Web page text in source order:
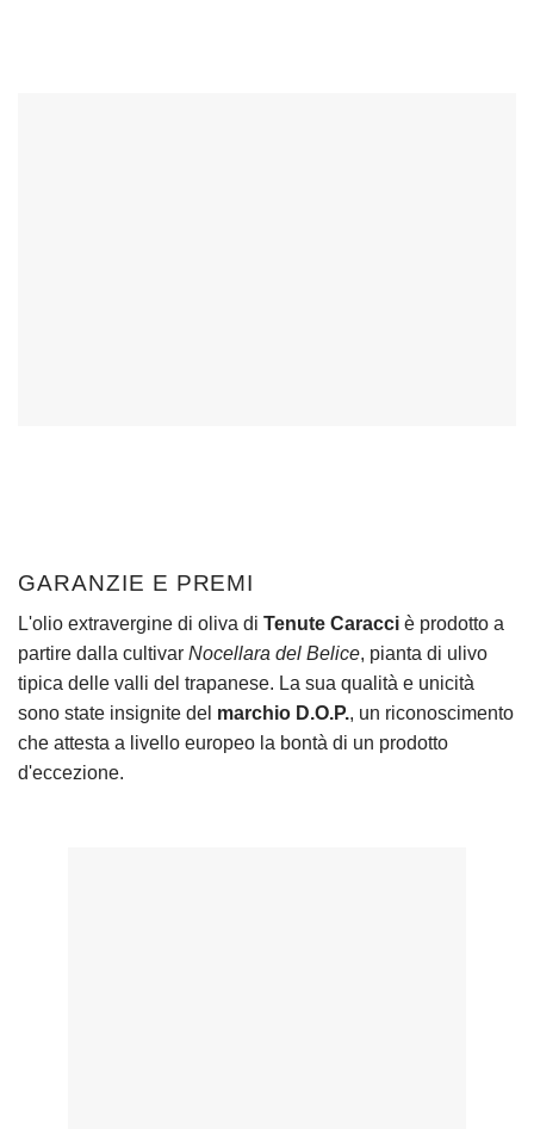
GARANZIE E PREMI
L'olio extravergine di oliva di Tenute Caracci è prodotto a
partire dalla cultivar Nocellara del Belice, pianta di ulivo
tipica delle valli del trapanese. La sua qualità e unicità
sono state insignite del marchio D.O.P., un riconoscimento
che attesta a livello europeo la bontà di un prodotto
d'eccezione.